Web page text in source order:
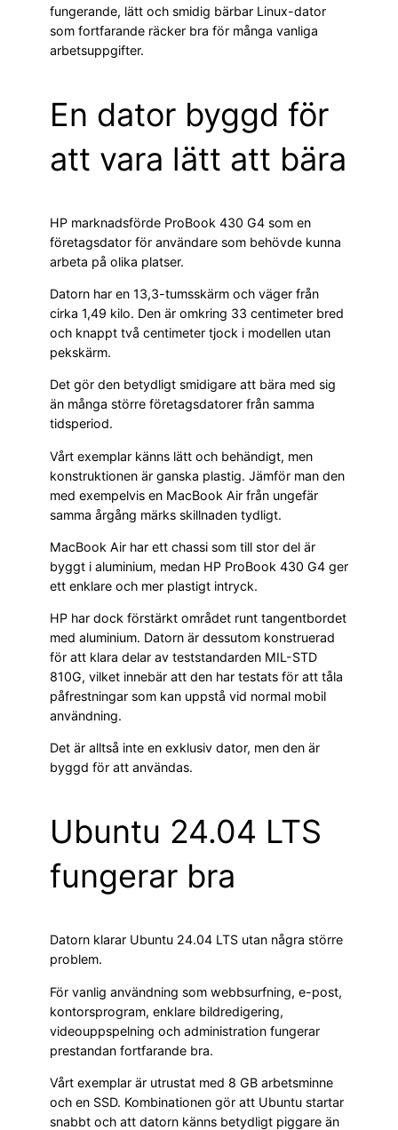
fungerande, lätt och smidig bärbar Linux-dator
som fortfarande räcker bra för många vanliga
arbetsuppgifter.
En dator byggd för
att vara lätt att bära
HP marknadsförde ProBook 430 G4 som en
företagsdator för användare som behövde kunna
arbeta på olika platser.
Datorn har en 13,3-tumsskärm och väger från
cirka 1,49 kilo. Den är omkring 33 centimeter bred
och knappt två centimeter tjock i modellen utan
pekskärm.
Det gör den betydligt smidigare att bära med sig
än många större företagsdatorer från samma
tidsperiod.
Vårt exemplar känns lätt och behändigt, men
konstruktionen är ganska plastig. Jämför man den
med exempelvis en MacBook Air från ungefär
samma årgång märks skillnaden tydligt.
MacBook Air har ett chassi som till stor del är
byggt i aluminium, medan HP ProBook 430 G4 ger
ett enklare och mer plastigt intryck.
HP har dock förstärkt området runt tangentbordet
med aluminium. Datorn är dessutom konstruerad
för att klara delar av teststandarden MIL-STD
810G, vilket innebär att den har testats för att tåla
påfrestningar som kan uppstå vid normal mobil
användning.
Det är alltså inte en exklusiv dator, men den är
byggd för att användas.
Ubuntu 24.04 LTS
fungerar bra
Datorn klarar Ubuntu 24.04 LTS utan några större
problem.
För vanlig användning som webbsurfning, e-post,
kontorsprogram, enklare bildredigering,
videouppspelning och administration fungerar
prestandan fortfarande bra.
Vårt exemplar är utrustat med 8 GB arbetsminne
och en SSD. Kombinationen gör att Ubuntu startar
snabbt och att datorn känns betydligt piggare än